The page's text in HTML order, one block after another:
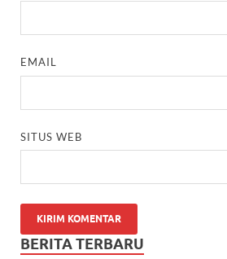
EMAIL
SITUS WEB
BERITA TERBARU